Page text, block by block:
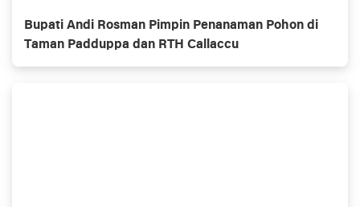
Bupati Andi Rosman Pimpin Penanaman Pohon di
Taman Padduppa dan RTH Callaccu